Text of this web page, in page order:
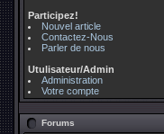
Participez!
Nouvel article
Contactez-Nous
Parler de nous
Utulisateur/Admin
Administration
Votre compte
Forums